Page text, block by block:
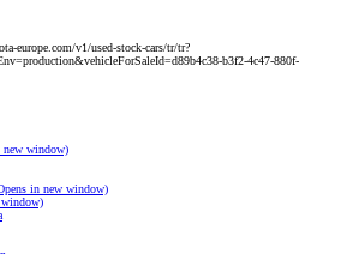
europe.com/v1/used-stock-cars/tr/tr?
b3f2-4c47-880f-
new window)
in new window)
window)